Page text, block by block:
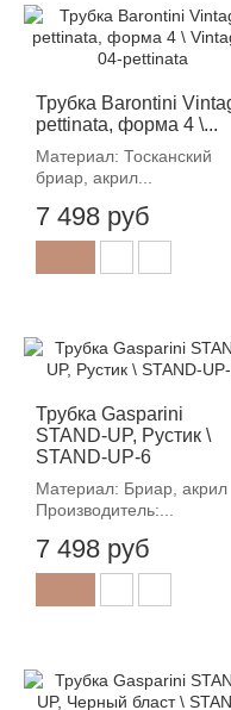
Трубка Barontini
pettinata, форма 4 \...
Материал: Тосканский
бриар, акрил...
7 498 руб
Трубка Gasparini
STAND-UP, Рустик \
STAND-UP-6
Материал: Бриар, акрил
Производитель:...
7 498 руб